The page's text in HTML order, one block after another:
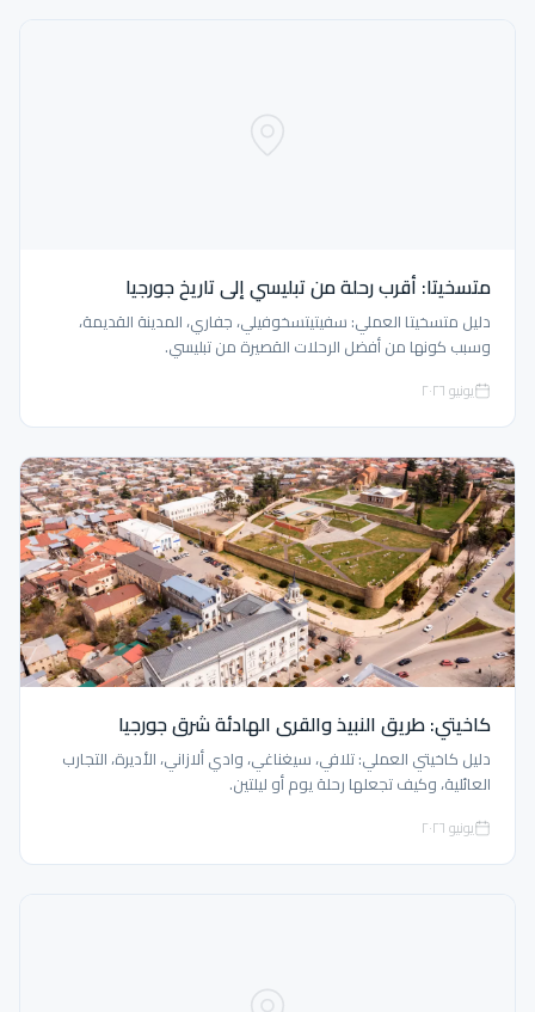
متسخيتا: أقرب رحلة من تبليسي إلى تاريخ جورجيا
دليل متسخيتا العملي: سفيتيتسخوفيلي، جفاري، المدينة القديمة،
وسبب كونها من أفضل الرحلات القصيرة من تبليسي.
يونيو ٢٠٢٦
كاخيتي: طريق النبيذ والقرى الهادئة شرق جورجيا
دليل كاخيتي العملي: تلافي، سيغناغي، وادي ألازاني، الأديرة، التجارب
العائلية، وكيف تجعلها رحلة يوم أو ليلتين.
يونيو ٢٠٢٦